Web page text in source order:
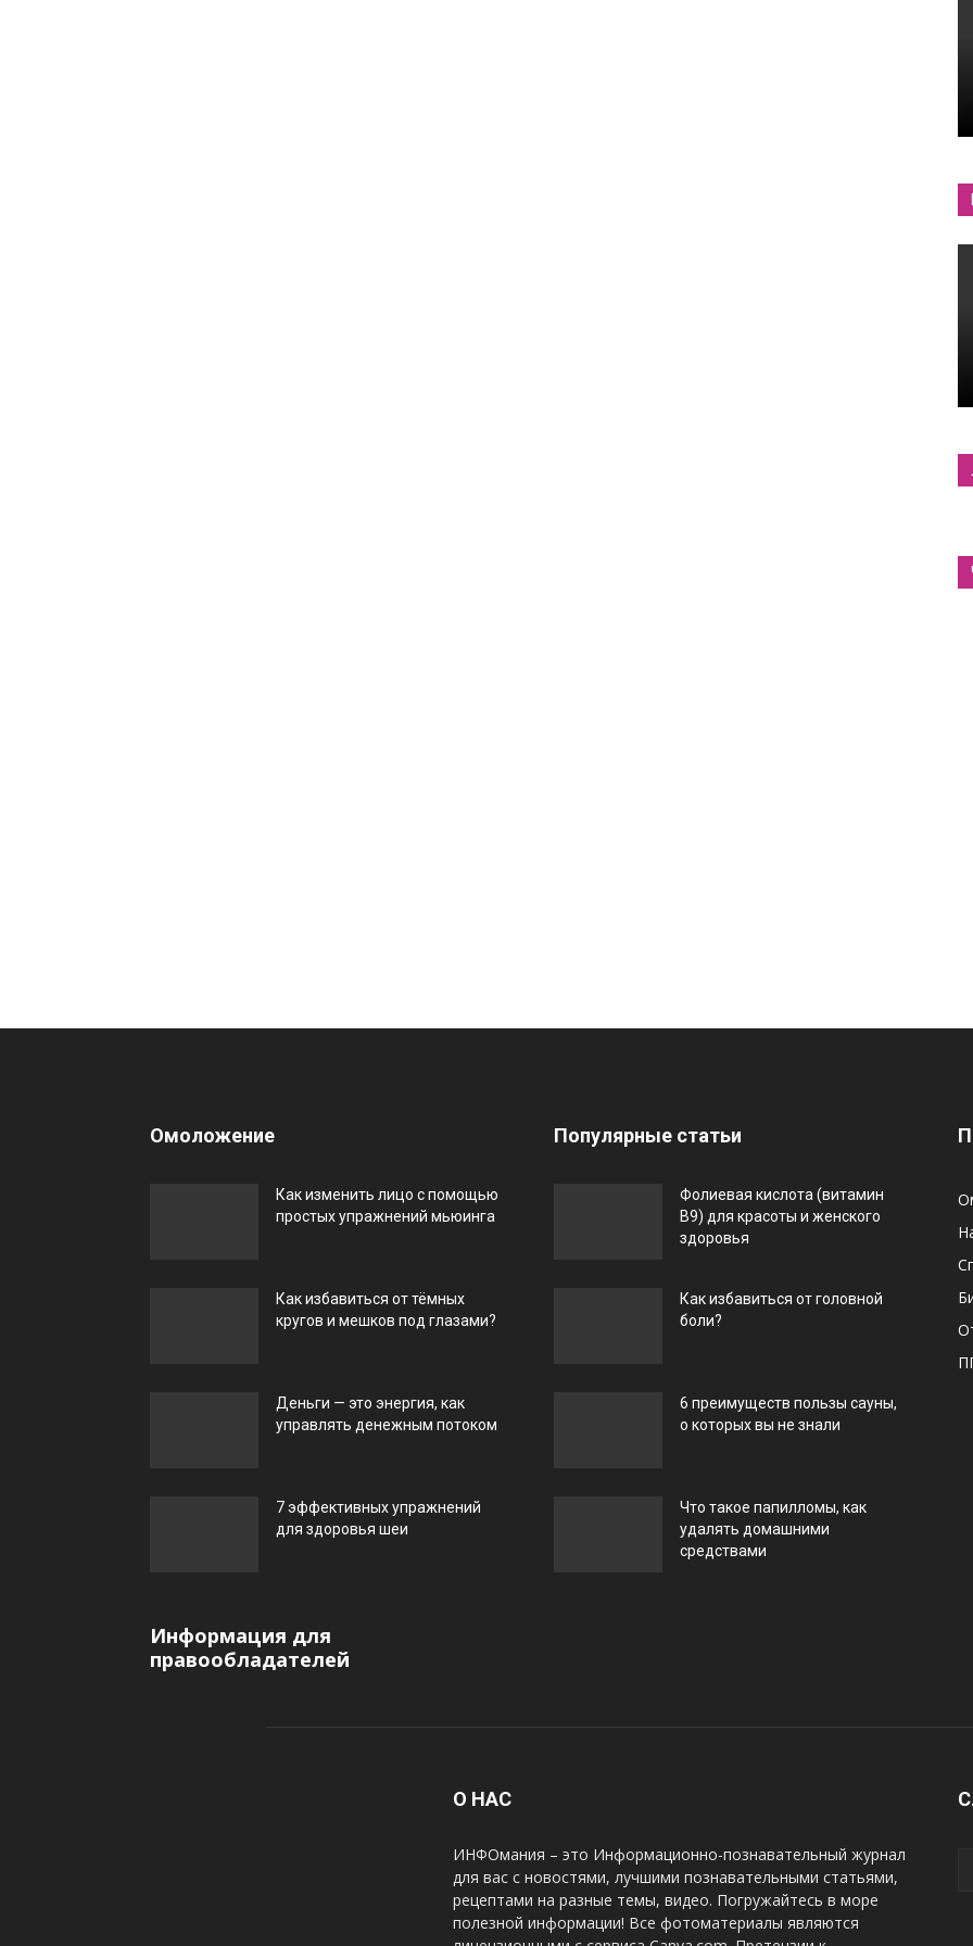
Омоложение
Как изменить лицо с помощью
простых упражнений мьюинга
Как избавиться от тёмных
кругов и мешков под глазами?
Деньги — это энергия, как
управлять денежным потоком
7 эффективных упражнений
для здоровья шеи
Информация для
правообладателей
Популярные статьи
Фолиевая кислота (витамин
В9) для красоты и женского
здоровья
Как избавиться от головной
боли?
6 преимуществ пользы сауны,
о которых вы не знали
Что такое папилломы, как
удалять домашними
средствами
О НАС
ИНФОмания – это Информационно-познавательный журнал
для вас с новостями, лучшими познавательными статьями,
рецептами на разные темы, видео. Погружайтесь в море
полезной информации! Все фотоматериалы являются